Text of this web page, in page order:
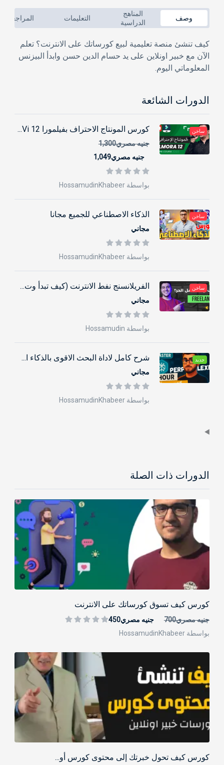
الدورات الشائعة
ساخن كورس المونتاج الاحتراف بفيلمورا 12 Vi...
جنيه مصري1,300
جنيه مصري1,049
بواسطة HossamudinKhabeer
ساخن الذكاء الاصطناعي للجميع مجانا
مجاني
بواسطة HossamudinKhabeer
ساخن الفريلانسنج نفط الانترنت (كيف تبدأ وت...
مجاني
بواسطة Hossamudin
جديد شرح كامل لاداة البحث الاقوى بالذكاء ا...
مجاني
بواسطة HossamudinKhabeer
الدورات ذات الصلة
كورس كيف تسوق كورساتك على الانترنت
جنيه مصري700
جنيه مصري450
بواسطة HossamudinKhabeer
كورس كيف تحول خبرتك إلى محتوى كورس أو...
وصف
المناهج
الدراسية
التعليمات المراجعات
كيف تنشئ منصة تعليمية لبيع كورساتك على الانترنت؟ تعلم
الآن مع خبير اونلاين على يد حسام الدين حسن وابدأ البيزنس
المعلوماتي اليوم.